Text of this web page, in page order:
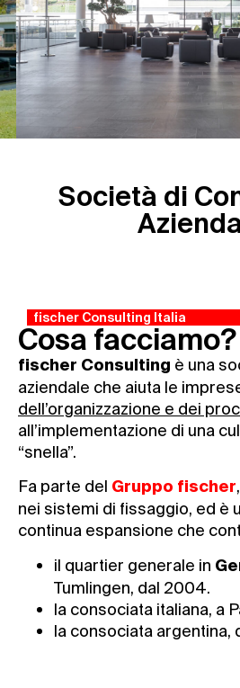
Società di
fischer Consulting Italia
Cosa facciamo?
fischer Consulting è una
aziendale che aiuta le
dell’organizzazione e dei
all’implementazione di una
“snella”.
Fa parte del Gruppo fischer
nei sistemi di fissaggio, ed è
continua espansione che
il quartier generale in
Tumlingen, dal 2004.
la consociata italiana, a
la consociata argentina,